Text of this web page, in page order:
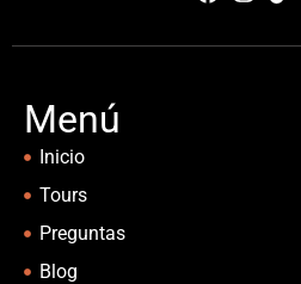
Menú
Inicio
Tours
Preguntas
Blog